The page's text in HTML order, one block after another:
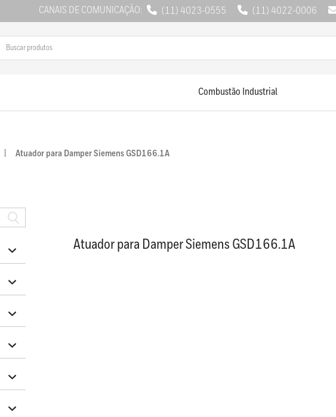
CANAIS DE COMUNICAÇÃO: (11) 4023-0555 (11) 4022-0006
Combustão Industrial
Atuador para Damper Siemens GSD166.1A
Atuador para Damper Siemens GSD166.1A